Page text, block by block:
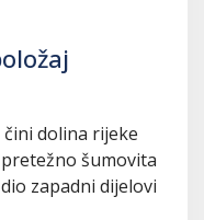
dolina rijeke
šumovita
zapadni dijelovi